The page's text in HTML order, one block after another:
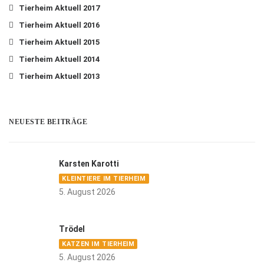
Tierheim Aktuell 2017
Tierheim Aktuell 2016
Tierheim Aktuell 2015
Tierheim Aktuell 2014
Tierheim Aktuell 2013
NEUESTE BEITRÄGE
Karsten Karotti
KLEINTIERE IM TIERHEIM
5. August 2026
Trödel
KATZEN IM TIERHEIM
5. August 2026